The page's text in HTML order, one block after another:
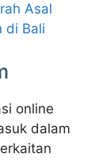
Asal
di Bali
online
dalam